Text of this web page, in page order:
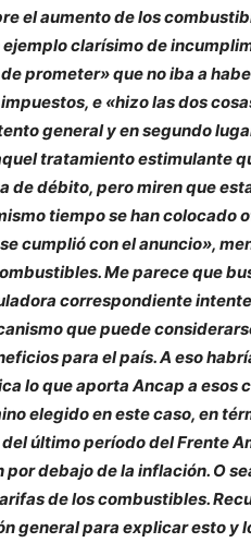
el aumento de los
clarísimo de
prometer» que no iba a
e «hizo las dos
general y en segundo
tratamiento estimulante
de débito, pero miren que
tiempo se han
cumplió con el anuncio»,
Me parece que
correspondiente
que puede
para el país. A eso
lo que aporta Ancap a esos
elegido en este caso, en
último período del Frente
debajo de la inflación. O
de los combustibles.
general para explicar esto y